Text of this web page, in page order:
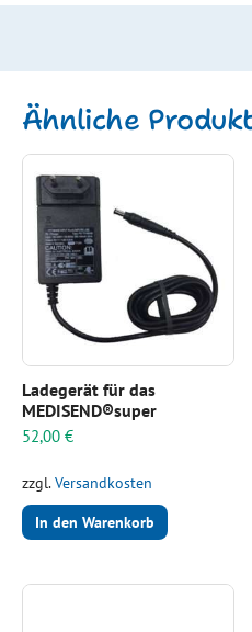
Ähnliche
Ladegerät für das
MEDISEND®super
52,00 €
zzgl.Versandkosten
In den Warenkorb